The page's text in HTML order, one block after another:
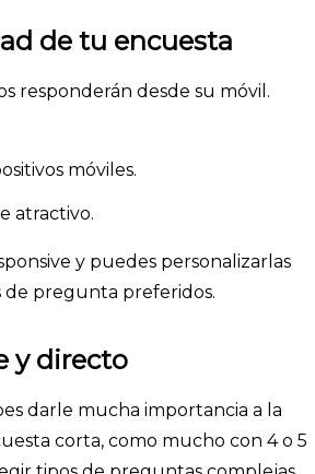
de tu encuesta
responderán desde su móvil.
móviles.
atractivo.
y puedes personalizarlas
de pregunta preferidos.
y directo
darle mucha importancia a la
corta, como mucho con 4 o 5